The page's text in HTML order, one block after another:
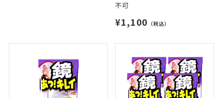
不可
¥1,100 （税込）